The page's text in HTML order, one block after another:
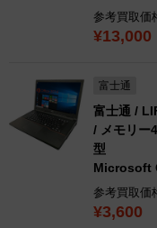
参考買取価
¥13,000
富士通
富士通 /
/ メモリー
型
Microsoft
参考買取価
¥3,600